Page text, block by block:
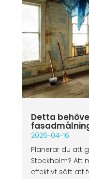
Detta
2026-04-16
Planerar du att
Stockholm? Att
effektivt sätt att